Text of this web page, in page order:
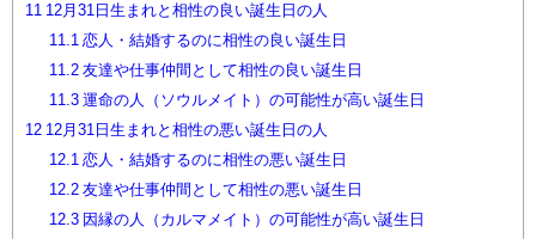
11 12月31日生まれと相性の良い誕生日の人
11.1 恋人・結婚するのに相性の良い誕生日
11.2友達や仕事仲間として相性の良い誕生日
11.3運命の人（ソウルメイト）の可能性が高い誕生日
12 12月31日生まれと相性の悪い誕生日の人
12.1 恋人・結婚するのに相性の悪い誕生日
12.2友達や仕事仲間として相性の悪い誕生日
12.3因縁の人（カルマメイト）の可能性が高い誕生日